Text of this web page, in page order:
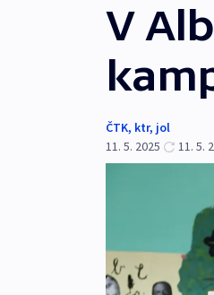
V
ČTK, ktr, jol
11. 5. 2025
11. 5.